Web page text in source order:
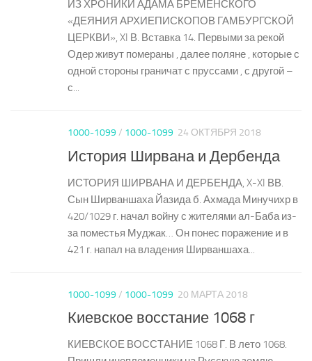
ИЗ ХРОНИКИ АДАМА БРЕМЕНСКОГО
«ДЕЯНИЯ АРХИЕПИСКОПОВ ГАМБУРГСКОЙ
ЦЕРКВИ», XI В. Вставка 14. Первыми за рекой
Одер живут помераны , далее поляне , которые с
одной стороны граничат с пруссами , с другой –
с...
1000-1099 / 1000-1099 24 ОКТЯБРЯ 2018
История Ширвана и Дербенда
ИСТОРИЯ ШИРВАНА И ДЕРБЕНДА, X-XI ВВ.
Сын Ширваншаха Йазида б. Ахмада Минучихр в
420/1029 г. начал войну с жителями ал-Баба из-
за поместья Муджак… Он понес поражение и в
421 г. напал на владения Ширваншаха...
1000-1099 / 1000-1099 20 МАРТА 2018
Киевское восстание 1068 г
КИЕВСКОЕ ВОССТАНИЕ 1068 Г. В лето 1068.